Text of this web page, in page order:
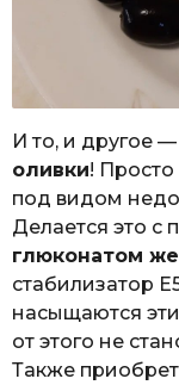
И то, и другое
оливки!
под видом
Делается это с
глюконатом
стабилизатор
насыщаются
от этого не
Также